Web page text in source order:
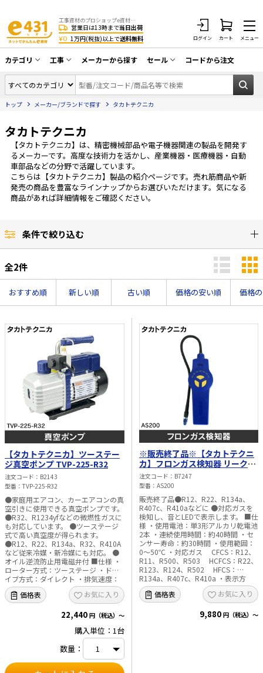
工事資材のプロショップe資材 CATV・アンテナ・防犯・光・LAN・電気・空調工事など
営業日は13時まで当日出荷
¥0 1万円(税抜)以上で送料無料 ログイン カート メニュー
カテゴリ
同軸ケーブル／テレビ用接栓／関連工具
アンテナ・取付金具・ブースター／CATV
配線補助具（モール・結束バンド・テー
プ類 他）
防犯工事関連
HDMIケーブル・周辺機器／RCAケーブル
電話線／コネクタ／アダプタ
LANケーブル・コネクタ・関連資材/機器
エアコン・換気扇・空調資材
材/機器
電源ケーブル／コネクタ／分電盤／ブレ
ーカ
照明・照明器具
電源タップ・延長コード
スイッチ・コンセント（配線器具）
PF管/FEP管/CD管/情報線保護管
ボックス・ビニル電線管付属品・引き込
みカバー
工具関連
EV充電設備工事関連
感染症関連
その他
e431オリジナル
暑さ対策
販売終了品
工事
CATV・アンテナ工事
光工事・FTTH工事
エアコン・換気扇工事
防犯カメラ工事
LAN配線工事
電話工事
EV充電設備工事
太陽光発電工事
メーカーから探す セール
在庫一掃セール
コードから注文
トップ メーカー/ブランドで探す タカトテクニカ
タカトテクニカ
【タカトテクニカ】は、精密機械部品や電子機器関連の製品を開発す
るメーカーです。高度な技術力を活かし、産業機器・医療機器・自動
車部品などの分野で活躍しています。
こちらは【タカトテクニカ】製品の紹介ページです。売れ筋商品や新
発売の商品を豊富なラインナップからお選びいただけます。気になる
商品があれば詳細情報をご確認ください。
条件で絞り込む
全2件
おすすめ順 新しい順 古い順 価格の安い順 価格
【タカトテクニカ】ツーステー
ジ真空ポンプ TVP-225-R32
注文コード
B2143
型番
TVP-225-R32
●家庭用エアコン、カーエアコンの真
空引きに使用できる真空ポンプです。
●R32、R1234yfなどの微燃性ガスに
も対応しています。 ●ツーステージ
式で高い真空度が得られます。
●R12、R22、R134a、R32、R410A
など従来冷媒・新冷媒にも対応。 ●
オイル逆流防止用電磁弁付 ■仕様 ・
ローター方式：ツーステージ ・ドラ
イブ方式：ダイレクト ・排気速度：
51L／min（50Hz）、57L／
min（60Hz) ・到達真空度：
15Microns ・電源：AC100V 50／
60Hz ・モーター出力：180ｗ ・オイ
ル封入量： 200ml ・吸気口径：1／
4、5／16、M10-1.5P ・サイズ：
244ｘ102ｘ203mm ・重量：約5.1kg
付属品：変換アダプター2個、オイル
230ml、マニュアル（日本語取扱説明
書）
価格表 お気に入り
22,440 円（税込）～
購入単位：1台
数量：
※販売終了品※【タカトテクニ
カ】フロンガス検知器 リークデ
ィテクター AS200
注文コード
B7247
型番
AS200
販売終了品●R12、R22、R134a、
R407c、R410aなどに ●対応ガスを
検知し、音とLEDで表示します。 ■仕
様 ・使用電池：単3形アルカリ乾電池
2本 ・連続使用時間：約40時間 ・セ
ンサー寿命：約30時間 ・使用範囲：
0～50℃ ・対応ガス CFCS：R12、
R11、R500、R503 HCFCS：R22、
R123、R124、R502 HFCS：
R134a、R407c、R410a ・表示方
式：ブザー音、LEDインジケーター
・感度調整：6段階 ・ウォームアップ
時間：約6秒 ・検知方式：放電式 ・
付属品：ケース、予備センサー×1、
価格表 お気に入り
9,880 円（税込）～